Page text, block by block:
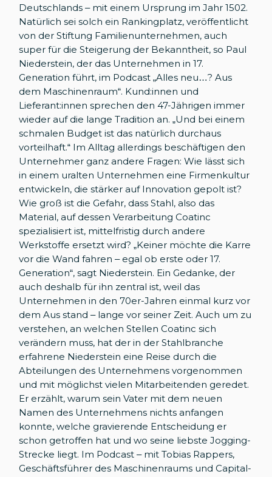
Deutschlands – mit einem Ursprung im Jahr 1502.
Natürlich sei solch ein Rankingplatz, veröffentlicht
von der Stiftung Familienunternehmen, auch
super für die Steigerung der Bekanntheit, so Paul
Niederstein, der das Unternehmen in 17.
Generation führt, im Podcast „Alles neu…? Aus
dem Maschinenraum“. Kund:innen und
Lieferant:innen sprechen den 47-Jährigen immer
wieder auf die lange Tradition an. „Und bei einem
schmalen Budget ist das natürlich durchaus
vorteilhaft.“ Im Alltag allerdings beschäftigen den
Unternehmer ganz andere Fragen: Wie lässt sich
in einem uralten Unternehmen eine Firmenkultur
entwickeln, die stärker auf Innovation gepolt ist?
Wie groß ist die Gefahr, dass Stahl, also das
Material, auf dessen Verarbeitung Coatinc
spezialisiert ist, mittelfristig durch andere
Werkstoffe ersetzt wird? „Keiner möchte die Karre
vor die Wand fahren – egal ob erste oder 17.
Generation“, sagt Niederstein. Ein Gedanke, der
auch deshalb für ihn zentral ist, weil das
Unternehmen in den 70er-Jahren einmal kurz vor
dem Aus stand – lange vor seiner Zeit. Auch um zu
verstehen, an welchen Stellen Coatinc sich
verändern muss, hat der in der Stahlbranche
erfahrene Niederstein eine Reise durch die
Abteilungen des Unternehmens vorgenommen
und mit möglichst vielen Mitarbeitenden geredet.
Er erzählt, warum sein Vater mit dem neuen
Namen des Unternehmens nichts anfangen
konnte, welche gravierende Entscheidung er
schon getroffen hat und wo seine liebste Jogging-
Strecke liegt. Im Podcast – mit Tobias Rappers,
Geschäftsführer des Maschinenraums und Capital-